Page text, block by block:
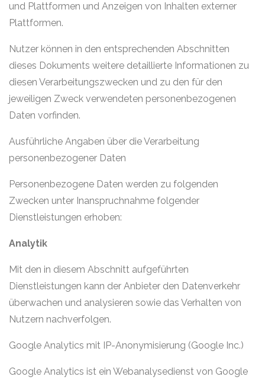
und Plattformen und Anzeigen von Inhalten externer
Plattformen.
Nutzer können in den entsprechenden Abschnitten
dieses Dokuments weitere detaillierte Informationen zu
diesen Verarbeitungszwecken und zu den für den
jeweiligen Zweck verwendeten personenbezogenen
Daten vorfinden.
Ausführliche Angaben über die Verarbeitung
personenbezogener Daten
Personenbezogene Daten werden zu folgenden
Zwecken unter Inanspruchnahme folgender
Dienstleistungen erhoben:
Analytik
Mit den in diesem Abschnitt aufgeführten
Dienstleistungen kann der Anbieter den Datenverkehr
überwachen und analysieren sowie das Verhalten von
Nutzern nachverfolgen.
Google Analytics mit IP-Anonymisierung (Google Inc.)
Google Analytics ist ein Webanalysedienst von Google